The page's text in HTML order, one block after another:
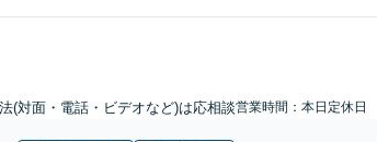
(対面・電話・ビデオなど)は応相談営業時間：本日定休日